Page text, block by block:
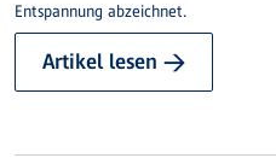
Entspannung abzeichnet.
Artikel lesen →